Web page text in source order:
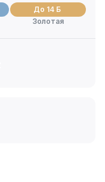
До 14 Б
Золотая